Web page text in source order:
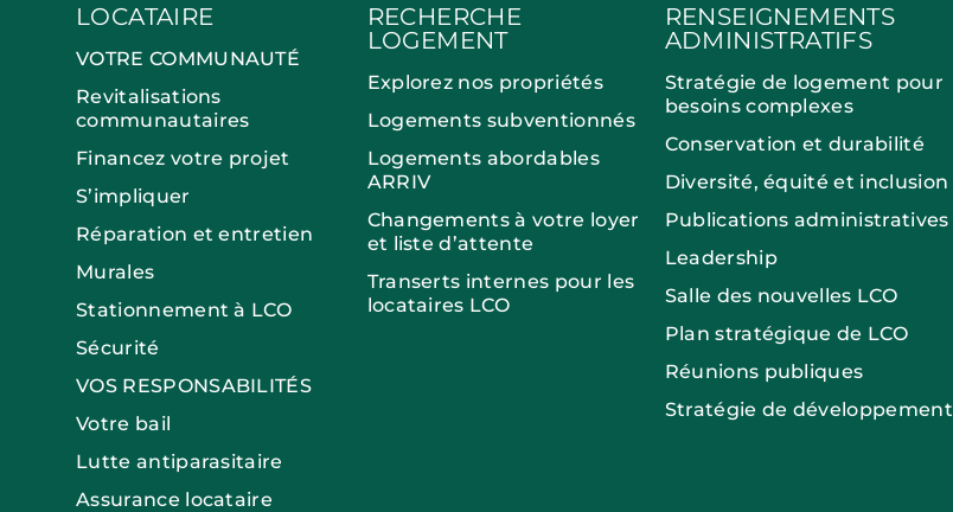
LOCATAIRE
VOTRE COMMUNAUTÉ
Revitalisations
communautaires
Financez votre projet
S’impliquer
Réparation et entretien
Murales
Stationnement à LCO
Sécurité
VOS RESPONSABILITÉS
Votre bail
Lutte antiparasitaire
Assurance locataire
RECHERCHE
LOGEMENT
Explorez nos propriétés
Logements subventionnés
Logements abordables
ARRIV
Changements à votre loyer
et liste d’attente
Transerts internes pour les
locataires LCO
RENSEIGNEMENTS
ADMINISTRATIFS
Stratégie de logement pour
besoins complexes
Conservation et durabilité
Diversité, équité et inclusion
Publications administratives
Leadership
Salle des nouvelles LCO
Plan stratégique de LCO
Réunions publiques
Stratégie de développement